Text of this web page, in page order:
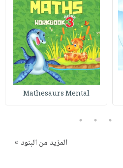
Mathesaurs Mental
3
4
5
المزيد من البنود »